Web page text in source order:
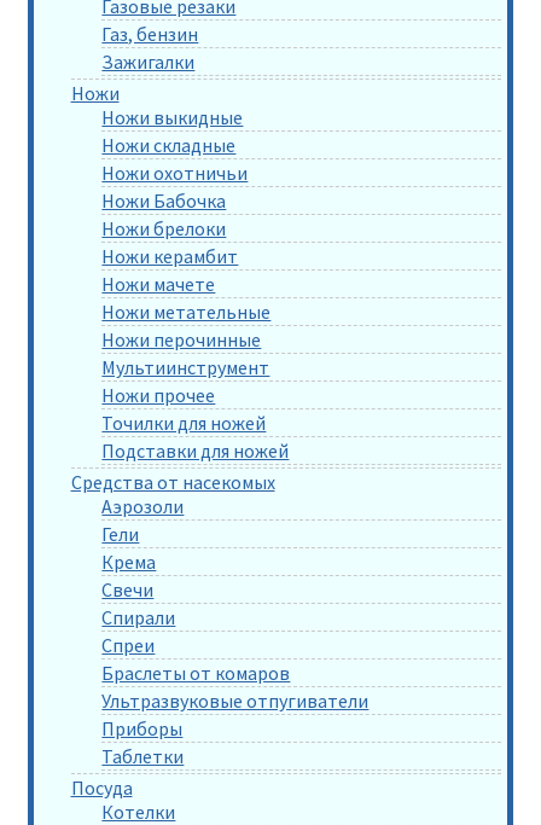
Газовые резаки
Газ, бензин
Зажигалки
Ножи
Ножи выкидные
Ножи складные
Ножи охотничьи
Ножи Бабочка
Ножи брелоки
Ножи керамбит
Ножи мачете
Ножи метательные
Ножи перочинные
Мультиинструмент
Ножи прочее
Точилки для ножей
Подставки для ножей
Средства от насекомых
Аэрозоли
Гели
Крема
Свечи
Спирали
Спреи
Браслеты от комаров
Ультразвуковые отпугиватели
Приборы
Таблетки
Посуда
Котелки